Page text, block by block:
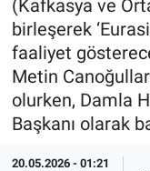
(Kafkasya ve
birleşerek
faaliyet
Metin
olurken, Damla
Başkanı olarak
20.05.2026 - 01:21